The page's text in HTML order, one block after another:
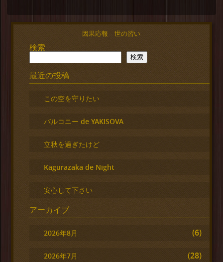
因果応報 世の習い
検索
検索
最近の投稿
この空を守りたい
バルコニー de YAKISOVA
立秋を過ぎたけど
Kagurazaka de Night
安心して下さい
アーカイブ
2026年8月 (6)
2026年7月 (28)